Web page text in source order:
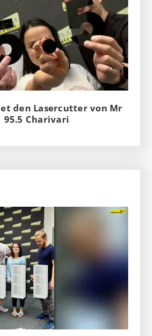
den Lasercutter von Mr
95.5 Charivari